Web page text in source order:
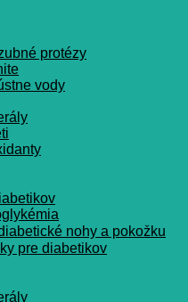
protézy
vody
nohy a pokožku
pre diabetikov